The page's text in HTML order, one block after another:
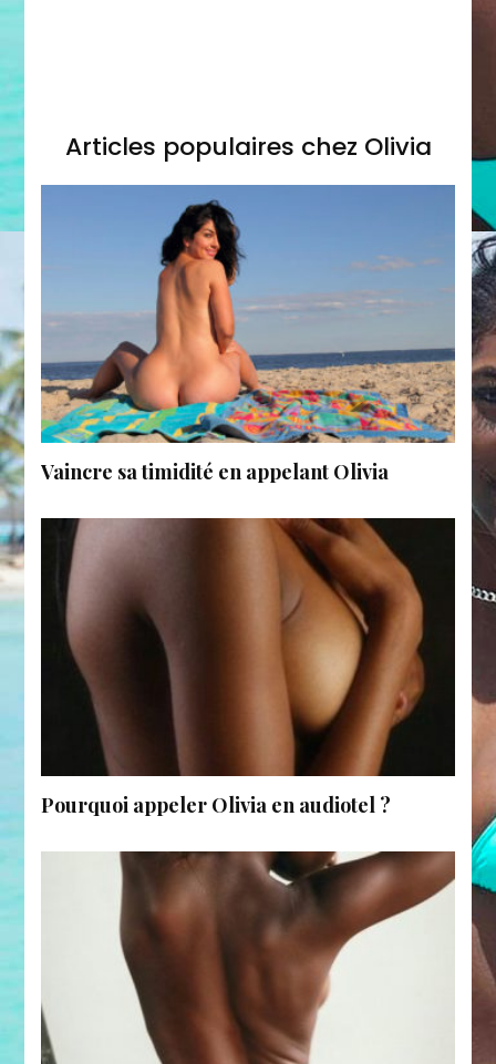
Articles populaires chez Olivia
Vaincre sa timidité en appelant Olivia
Pourquoi appeler Olivia en audiotel ?